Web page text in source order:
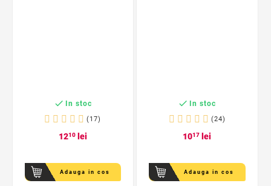
 In stoc
(17)
1210lei
Adauga in cos
 In stoc
(24)
1017 lei
Adauga in cos